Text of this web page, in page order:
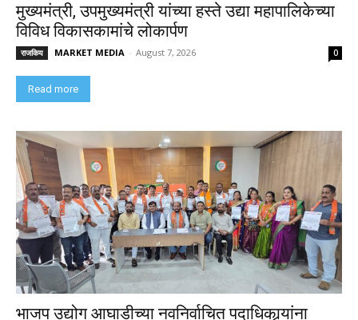
मुख्यमंत्री, उपमुख्यमंत्री यांच्या हस्ते उद्या महापालिकेच्या
विविध विकासकामांचे लोकार्पण
राजकिय MARKET MEDIA - August 7, 2026 0
Read more
भाजप उद्योग आघाडीच्या नवनिर्वाचित पदाधिकार्‍यांना